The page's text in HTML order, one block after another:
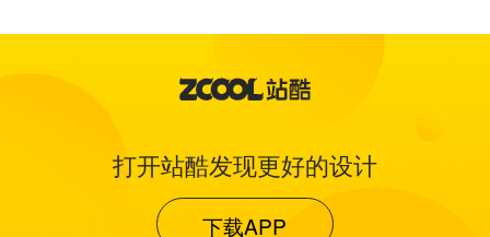
打开站酷发现更好的设计
下载APP